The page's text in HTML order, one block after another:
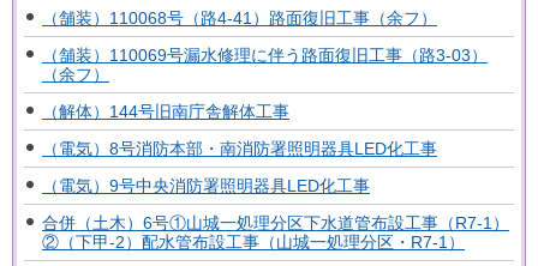
（舗装）110068号（路4-41）路面復旧工事（余フ）
（舗装）110069号漏水修理に伴う路面復旧工事（路3-03）
（余フ）
（解体）144号旧南庁舎解体工事
（電気）8号消防本部・南消防署照明器具LED化工事
（電気）9号中央消防署照明器具LED化工事
合併（土木）6号①山城一処理分区下水道管布設工事（R7-1）
②（下甲-2）配水管布設工事（山城一処理分区・R7-1）